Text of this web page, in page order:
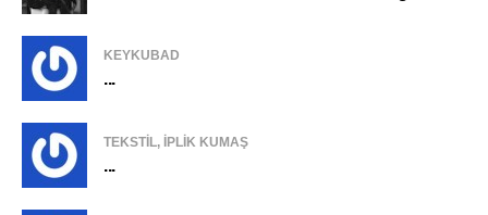
KEYKUBAD
...
TEKSTIL, IPLIK KUMAŞ
...